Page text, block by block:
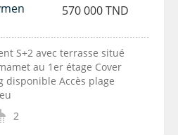
570 000 TND
S+2 avec terrasse situé
au 1er étage Cover
disponible Accès plage
2